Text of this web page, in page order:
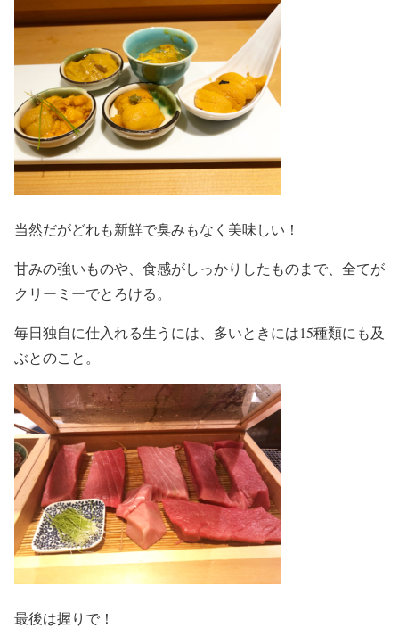
当然だがどれも新鮮で臭みもなく美味しい！
甘みの強いものや、食感がしっかりしたものまで、全てが
クリーミーでとろける。
毎日独自に仕入れる生うには、多いときには15種類にも及
ぶとのこと。
最後は握りで！